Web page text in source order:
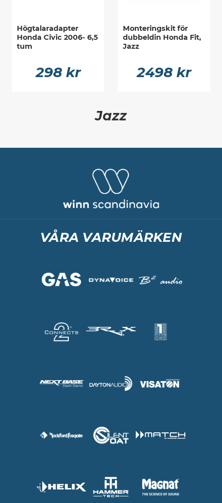
Högtalaradapter
Honda Civic 2006- 6,5
tum
298 kr
Monteringskit för
dubbeldin Honda Fit,
Jazz
2498 kr
Jazz
VÅRA VARUMÄRKEN